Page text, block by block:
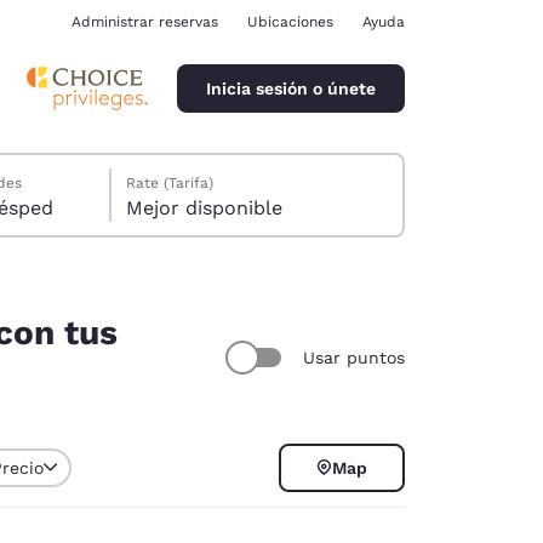
Administrar reservas Ubicaciones Ayuda
Inicia sesión o únete
1 huésped
Rate (Tarifa)
Mejor disponible
tus
Usar puntos
Map